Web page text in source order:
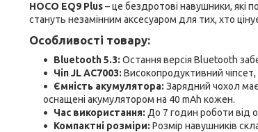
HOCO EQ9 Plus– це бездротові навушники, які
стануть незамінним аксесуаром для тих, хто
Особливості товару:
Bluetooth 5.3: Остання версія Bluetooth
Чіп JL AC7003: Високопродуктивний
Ємність акумулятора: Зарядний чохол
оснащені акумулятором на 40 mAh кожен.
Час використання: До 7 годин роботи від
Компактні розміри: Розмір навушників